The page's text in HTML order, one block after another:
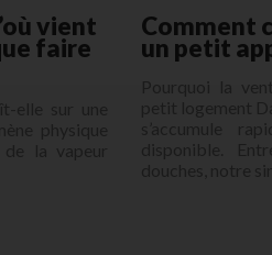
vient
faire
Comment
un petit